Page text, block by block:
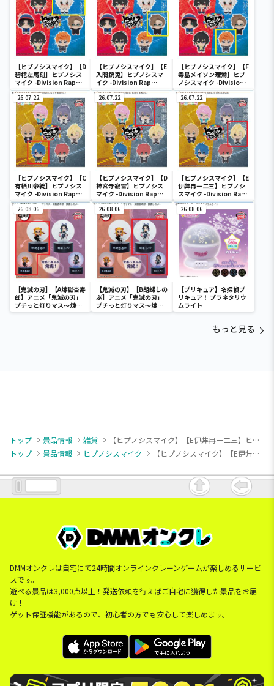
【ヒプノシスマイク】【D
碧棺左馬刻】ヒプノシス
マイク -Division Rap
Battle- ちびぐるみvol.1
【ヒプノシスマイク】【E
入間銃兎】ヒプノシスマ
イク -Division Rap
Battle- ちびぐるみvol.1
【ヒプノシスマイク】【F
毒島メイソン理鶯】ヒプ
ノシスマイク -Division
Rap Battle- ちびぐるみ
vol.1
26.07.22
【ヒプノシスマイク】【C
有栖川帝統】ヒプノシス
マイク -Division Rap
Battle- ちびぐるみvol.2
26.07.22
【ヒプノシスマイク】【D
神宮寺寂雷】ヒプノシス
マイク -Division Rap
Battle- ちびぐるみvol.2
26.07.22
【ヒプノシスマイク】【E
伊弉冉一二三】ヒプノシ
スマイク -Division Rap
Battle- ちびぐるみvol.2
26.08.06
【鬼滅の刃】【A煉獄杏寿
郎】アニメ「鬼滅の刃」
プチっと灯りマス～煉獄
杏寿郎・胡蝶しのぶ～
26.08.06
【鬼滅の刃】【B胡蝶しの
ぶ】アニメ「鬼滅の刃」
プチっと灯りマス～煉獄
杏寿郎・胡蝶しのぶ～
26.08.06
【プリキュア】名探偵プ
リキュア！ プラネタリウ
ムライト
もっと見る
トップ 景品情報 雑貨
【ヒプノシスマイク】【E伊弉冉一二三】ヒプノシスマイク -Division Rap Battle- ちびぐるみカラビナ付きフェイスポーチvol.2
トップ
景品情報 ヒプノシスマイク 【ヒプノシスマイク】【E伊弉冉一二三】ヒプノシスマイク -Division Rap Battle- ちびぐるみカラビナ付きフェイスポーチvol.2
DMMオンクレは自宅にて24時間オンラインクレーンゲームが楽しめるサービ
スです。
遊べる景品は3,000点以上！発送依頼を行えばご自宅に獲得した景品をお届
け！
ゲット保証機能があるので、初心者の方でも安心して楽しめます。